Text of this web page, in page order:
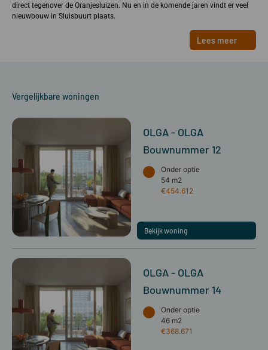
direct tegenover de Oranjesluizen. Nu en in de komende jaren vindt er veel
nieuwbouw in Sluisbuurt plaats.
Lees meer
Vergelijkbare woningen
OLGA - OLGA
Bouwnummer 12
Onder optie
54 m2
€454.612
Bekijk woning
OLGA - OLGA
Bouwnummer 14
Onder optie
46 m2
€368.671